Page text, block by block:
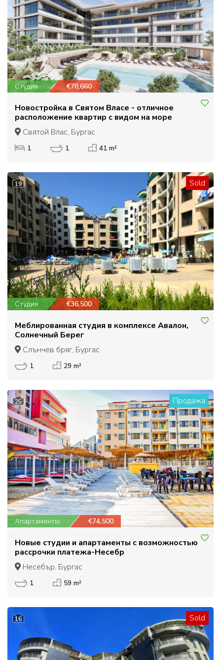
Студия €78,660
Новостройка в Святом Власе - отличное
расположение квартир с видом на море
Святой Влас, Бургас
1 1 41 m²
19 Sold
Студия €36,500
Меблированная студия в комплексе Авалон,
Солнечный Берег
Слънчев бряг, Бургас
1 29 m²
25 Продажа
Апартаменты €74,500
Новые студии и апартаменты с возможностью
рассрочки платежа-Несебр
Несебър, Бургас
1 59 m²
16 Sold